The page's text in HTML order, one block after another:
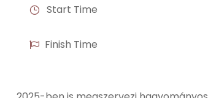
Start Time
Finish Time